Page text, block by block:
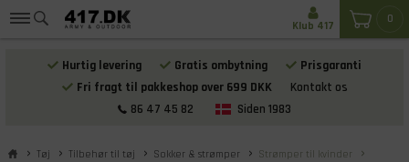
Hurtig levering Gratis ombytning
Prisgaranti
Fri fragt til pakkeshop over 699 DKK
Kontakt os
86 47 45 82
Siden 1983
0
Klub 417
Tøj Tilbehør til tøj Sokker & strømper Strømper til kvinder